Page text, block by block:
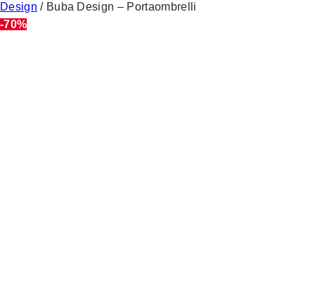
Design / Buba Design – Portaombrelli
-70%